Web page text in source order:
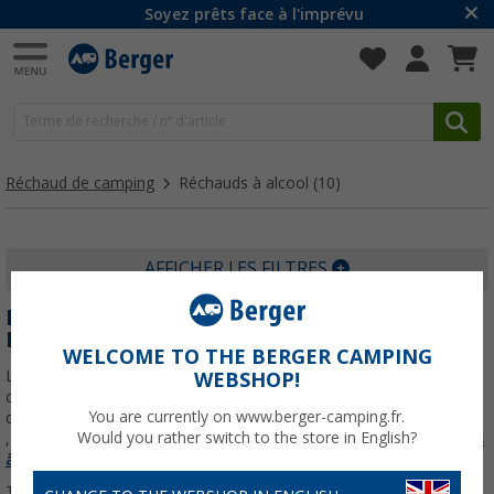
Soyez prêts face à l'imprévu
Réchaud de camping Réchauds à alcool (10)
AFFICHER LES FILTRES
RÉCHAUD À ALCOOL : LÉGER, EFFICACE ET
PARFAIT POUR LE CAMPING
Le réchaud à alcool est une option idéale pour les amateurs de
camping à la recherche d'une solution légère et efficace pour
cuisiner en plein air. Avec un design compact et facile à transporter
, il est parfait pour ceux qui apprécientEn savoir plus surRéchauds
à alcool
WELCOME TO THE BERGER CAMPING
WEBSHOP!
You are currently on www.berger-camping.fr.
Would you rather switch to the store in English?